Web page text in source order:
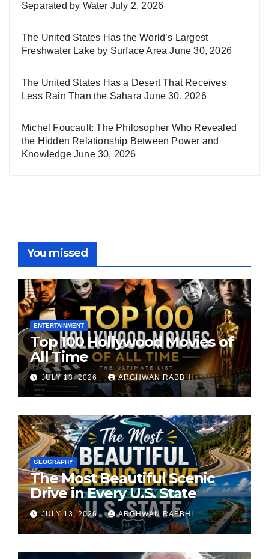
Separated by Water July 2, 2026
The United States Has the World’s Largest
Freshwater Lake by Surface Area June 30, 2026
The United States Has a Desert That Receives
Less Rain Than the Sahara June 30, 2026
Michel Foucault: The Philosopher Who Revealed
the Hidden Relationship Between Power and
Knowledge June 30, 2026
You missed
ENTERTAINMENT
Top 100 Hollywood Movies of
All Time
JULY 13, 2026 ARGHWAN RABBHI
GEOGRAPHY
The Most Beautiful Scenic
Drive in Every U.S. State
JULY 13, 2026 ARGHWAN RABBHI